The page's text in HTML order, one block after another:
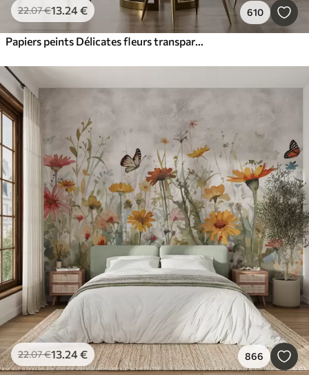
22.07€13.24€ 610
Papiers peints Délicates fleurs transparentes roses et grises aux pétales doux et flous sur fond blanc
22.07€13.24€ 866